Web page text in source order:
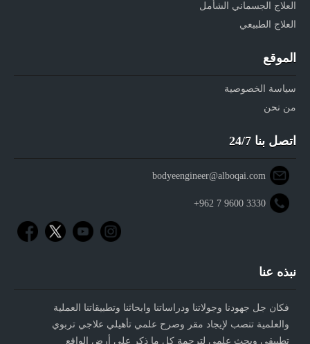
العلاج الجسماني الشأمل
العلاج الطبيعي
الموقع
سياسة الخصوصية
من نحن
اتصل بنا 24/7
bodyeengineer@alboqai.com
+962 7 9600 3330
نبذه عنا
فكان جل جهودنا وجولاتنا ودراساتنا وابحاثنا وتطبيقاتنا العملية
والعلمية تنصب لإيجاد مقر وصرح علمي تأهيلي علاجي تربوي
تطبيقي وبحث علمي لترجمة كل ما ذكر على أرض الواقع